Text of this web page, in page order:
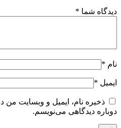
دیدگاه شما *
نام *
ایمیل *
ذخیره نام، ایمیل و وبسایت من
دوباره دیدگاهی می‌نویسم.